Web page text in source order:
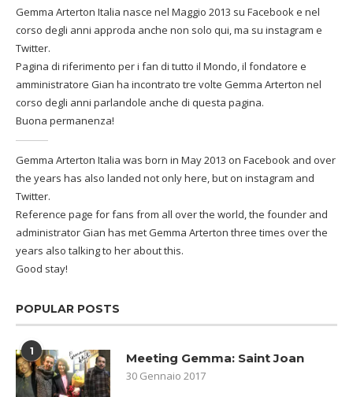
Gemma Arterton Italia nasce nel Maggio 2013 su Facebook e nel
corso degli anni approda anche non solo qui, ma su instagram e
Twitter.
Pagina di riferimento per i fan di tutto il Mondo, il fondatore e
amministratore Gian ha incontrato tre volte Gemma Arterton nel
corso degli anni parlandole anche di questa pagina.
Buona permanenza!
Gemma Arterton Italia was born in May 2013 on Facebook and over
the years has also landed not only here, but on instagram and
Twitter.
Reference page for fans from all over the world, the founder and
administrator Gian has met Gemma Arterton three times over the
years also talking to her about this.
Good stay!
POPULAR POSTS
1 Meeting Gemma: Saint Joan
30 Gennaio 2017